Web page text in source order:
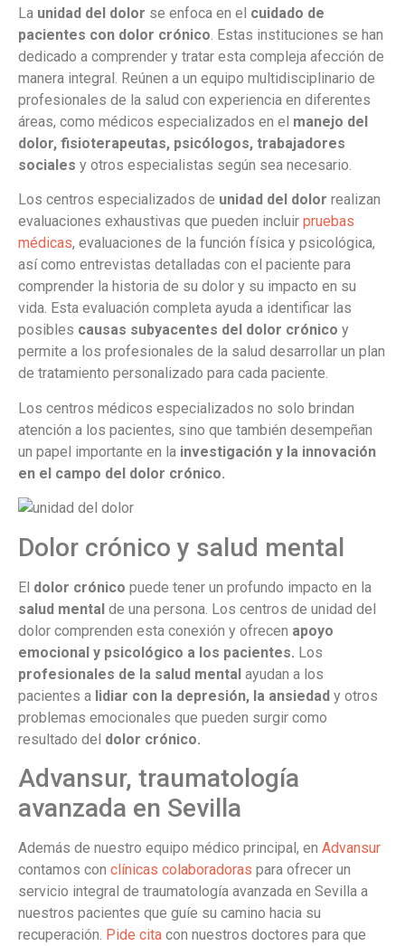
La unidad del dolor se enfoca en el cuidado de
pacientes con dolor crónico. Estas instituciones se han
dedicado a comprender y tratar esta compleja afección de
manera integral. Reúnen a un equipo multidisciplinario de
profesionales de la salud con experiencia en diferentes
áreas, como médicos especializados en el manejo del
dolor, fisioterapeutas, psicólogos, trabajadores
sociales y otros especialistas según sea necesario.
Los centros especializados de unidad del dolor realizan
evaluaciones exhaustivas que pueden incluir pruebas
médicas, evaluaciones de la función física y psicológica,
así como entrevistas detalladas con el paciente para
comprender la historia de su dolor y su impacto en su
vida. Esta evaluación completa ayuda a identificar las
posibles causas subyacentes del dolor crónico y
permite a los profesionales de la salud desarrollar un plan
de tratamiento personalizado para cada paciente.
Los centros médicos especializados no solo brindan
atención a los pacientes, sino que también desempeñan
un papel importante en la investigación y la innovación
en el campo del dolor crónico.
Dolor crónico y salud mental
El dolor crónico puede tener un profundo impacto en la
salud mental de una persona. Los centros de unidad del
dolor comprenden esta conexión y ofrecen apoyo
emocional y psicológico a los pacientes. Los
profesionales de la salud mental ayudan a los
pacientes a lidiar con la depresión, la ansiedad y otros
problemas emocionales que pueden surgir como
resultado del dolor crónico.
Advansur, traumatología
avanzada en Sevilla
Además de nuestro equipo médico principal, en Advansur
contamos con clínicas colaboradoras para ofrecer un
servicio integral de traumatología avanzada en Sevilla a
nuestros pacientes que guíe su camino hacia su
recuperación. Pide cita con nuestros doctores para que